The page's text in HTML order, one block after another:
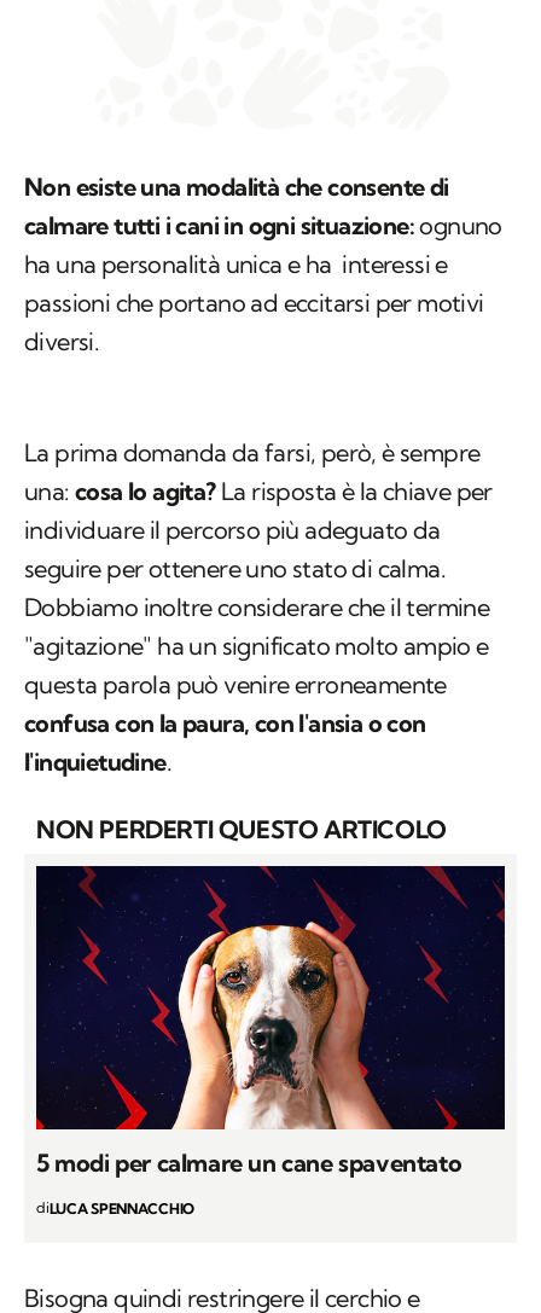
Non esiste una modalità che consente di
calmare tutti i cani in ogni situazione:ognuno
ha una personalità unica e ha interessi e
passioni che portano ad eccitarsi per motivi
diversi.
La prima domanda da farsi, però, è sempre
una: cosa lo agita? La risposta è la chiave per
individuare il percorso più adeguato da
seguire per ottenere uno stato di calma.
Dobbiamo inoltre considerare che il termine
"agitazione" ha un significato molto ampio e
questa parola può venire erroneamente
confusa con la paura, con l'ansia o con
l'inquietudine.
NON PERDERTI QUESTO ARTICOLO
5 modi per calmare un cane spaventato
diLUCA SPENNACCHIO
Bisogna quindi restringere il cerchio e